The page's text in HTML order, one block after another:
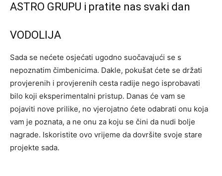
ASTRO GRUPU i pratite nas svaki dan
VODOLIJA
Sada se nećete osjećati ugodno suočavajući se s
nepoznatim čimbenicima. Dakle, pokušat ćete se držati
provjerenih i provjerenih cesta radije nego isprobavati
bilo koji eksperimentalni pristup. Danas će vam se
pojaviti nove prilike, no vjerojatno ćete odabrati onu koja
vam je poznata, a ne onu za koju se čini da nudi bolje
nagrade. Iskoristite ovo vrijeme da dovršite svoje stare
projekte sada.